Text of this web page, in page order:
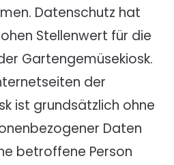
Datenschutz hat
Stellenwert für die
Gartengemüsekiosk.
der
ist grundsätzlich ohne
Daten
betroffene Person